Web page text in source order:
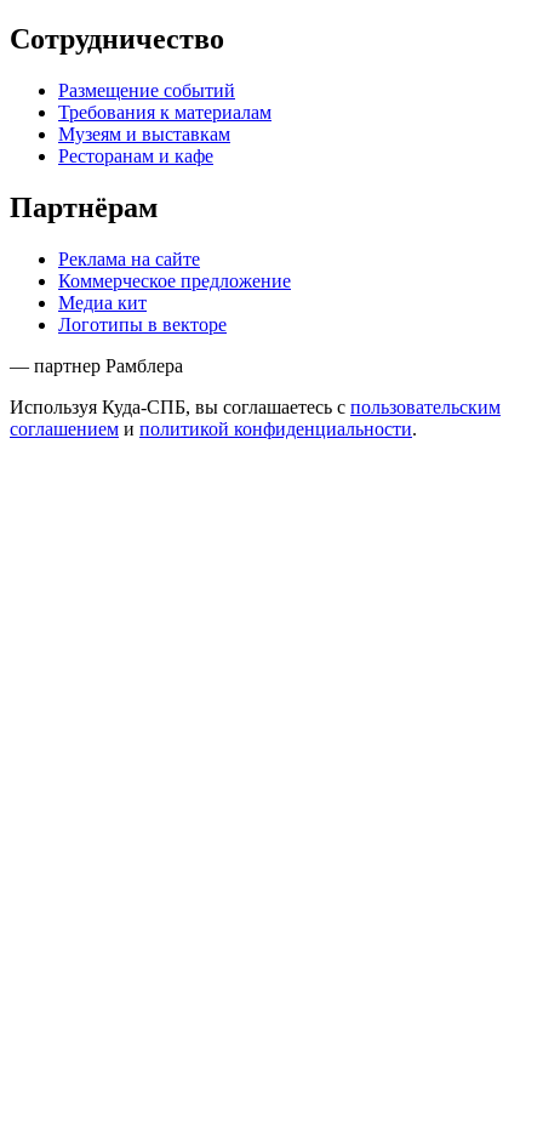
Сотрудничество
Размещение событий
Требования к материалам
Музеям и выставкам
Ресторанам и кафе
Партнёрам
Реклама на сайте
Коммерческое предложение
Медиа кит
Логотипы в векторе
— партнер Рамблера
Используя Куда-СПБ, вы соглашаетесь с пользовательским
соглашением и политикой конфиденциальности.